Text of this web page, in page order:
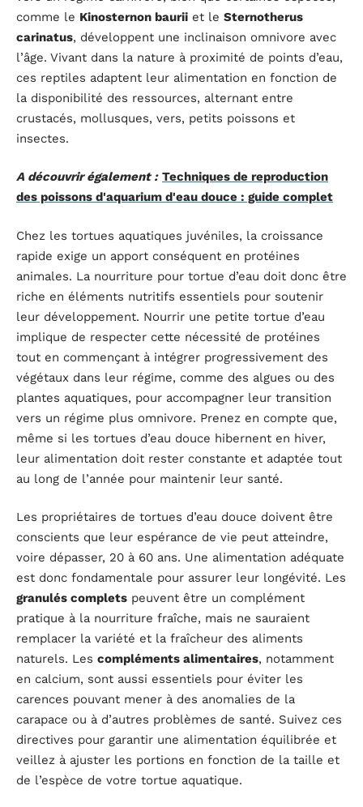
comme le Kinosternon baurii et le Sternotherus
carinatus, développent une inclinaison omnivore avec
l’âge. Vivant dans la nature à proximité de points d’eau,
ces reptiles adaptent leur alimentation en fonction de
la disponibilité des ressources, alternant entre
crustacés, mollusques, vers, petits poissons et
insectes.
A découvrir également : Techniques de reproduction
des poissons d'aquarium d'eau douce : guide complet
Chez les tortues aquatiques juvéniles, la croissance
rapide exige un apport conséquent en protéines
animales. La nourriture pour tortue d’eau doit donc être
riche en éléments nutritifs essentiels pour soutenir
leur développement. Nourrir une petite tortue d’eau
implique de respecter cette nécessité de protéines
tout en commençant à intégrer progressivement des
végétaux dans leur régime, comme des algues ou des
plantes aquatiques, pour accompagner leur transition
vers un régime plus omnivore. Prenez en compte que,
même si les tortues d’eau douce hibernent en hiver,
leur alimentation doit rester constante et adaptée tout
au long de l’année pour maintenir leur santé.
Les propriétaires de tortues d’eau douce doivent être
conscients que leur espérance de vie peut atteindre,
voire dépasser, 20 à 60 ans. Une alimentation adéquate
est donc fondamentale pour assurer leur longévité. Les
granulés complets peuvent être un complément
pratique à la nourriture fraîche, mais ne sauraient
remplacer la variété et la fraîcheur des aliments
naturels. Les compléments alimentaires, notamment
en calcium, sont aussi essentiels pour éviter les
carences pouvant mener à des anomalies de la
carapace ou à d’autres problèmes de santé. Suivez ces
directives pour garantir une alimentation équilibrée et
veillez à ajuster les portions en fonction de la taille et
de l’espèce de votre tortue aquatique.